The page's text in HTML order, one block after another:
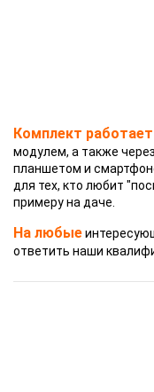
Комплект работает
модулем, а также
планшетом и
для тех, кто любит
примеру на даче.
На любые
ответить наши